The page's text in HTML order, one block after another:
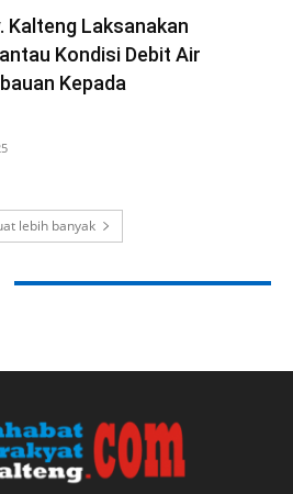
Kalteng Laksanakan
Kondisi Debit Air
Kepada
lebih banyak